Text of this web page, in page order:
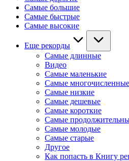
Самые большие
Самые быстрые
Самые высокие
Еще рекорды
Самые длинные
Видео
Самые маленькие
Самые многочисленные
Самые низкие
Самые дешевые
Самые короткие
Самые
Самые молодые
Самые старые
Другое
Как попасть в Книгу